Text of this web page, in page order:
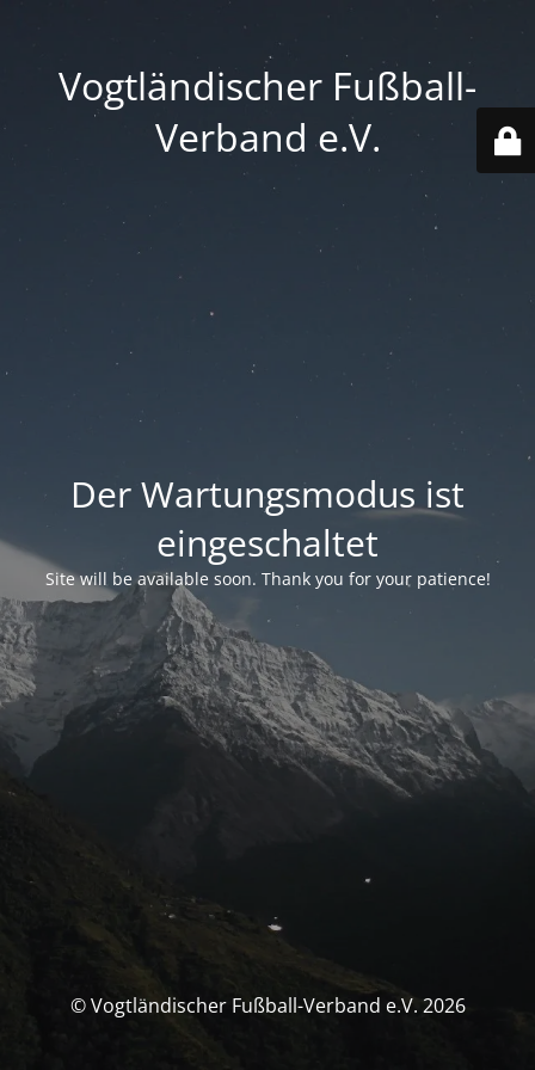
Vogtländischer Fußball-
Verband e.V.
Der Wartungsmodus ist
eingeschaltet
Site will be available soon. Thank you for your patience!
© Vogtländischer Fußball-Verband e.V. 2026